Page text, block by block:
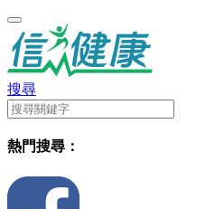
搜尋
熱門搜尋：